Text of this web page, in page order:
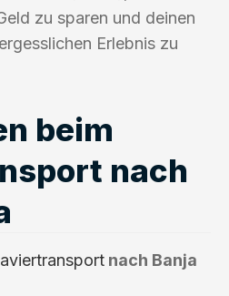
zu sparen und deinen
Erlebnis zu
beim
nach
nach Banja